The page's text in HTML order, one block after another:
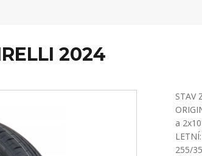
2024
STAV
a
255/